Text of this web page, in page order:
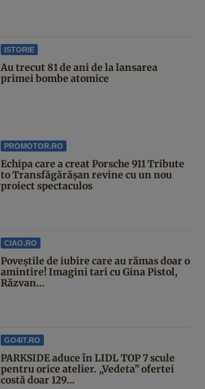
ISTORIE
Au trecut 81 de ani de la lansarea
primei bombe atomice
PROMOTOR.RO
Echipa care a creat Porsche 911 Tribute
to Transfăgărășan revine cu un nou
proiect spectaculos
CIAO.RO
Poveştile de iubire care au rămas doar o
amintire! Imagini tari cu Gina Pistol,
Răzvan...
GO4IT.RO
PARKSIDE aduce în LIDL TOP 7 scule
pentru orice atelier. „Vedeta” ofertei
costă doar 129...